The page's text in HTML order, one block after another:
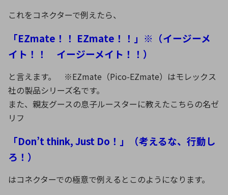
これをコネクターで例えたら、
「EZmate！！ EZmate！！」※（イージーメ
イト！！ イージーメイト！！）
と言えます。 ※EZmate（Pico-EZmate）はモレックス
社の製品シリーズ名です。
また、親友グースの息子ルースターに教えたこちらの名ゼ
リフ
「Don’t think, Just Do！」（考えるな、行動し
ろ！）
はコネクターでの極意で例えるとこのようになります。